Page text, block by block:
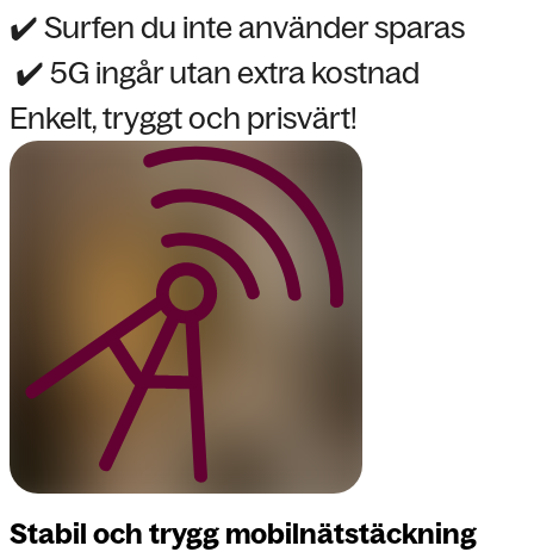
✔️ Surfen du inte använder sparas
✔️ 5G ingår utan extra kostnad
Enkelt, tryggt och prisvärt!
Stabil och trygg mobilnätstäckning